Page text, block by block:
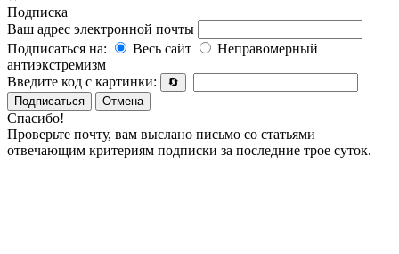
Подписка
Ваш адрес электронной почты
Подписаться на:
Весь сайт
Неправомерный
антиэкстремизм
Введите код с картинки:
🔄
Подписаться
Отмена
Спасибо!
Проверьте почту, вам выслано письмо со статьями
отвечающим критериям подписки за последние трое суток.